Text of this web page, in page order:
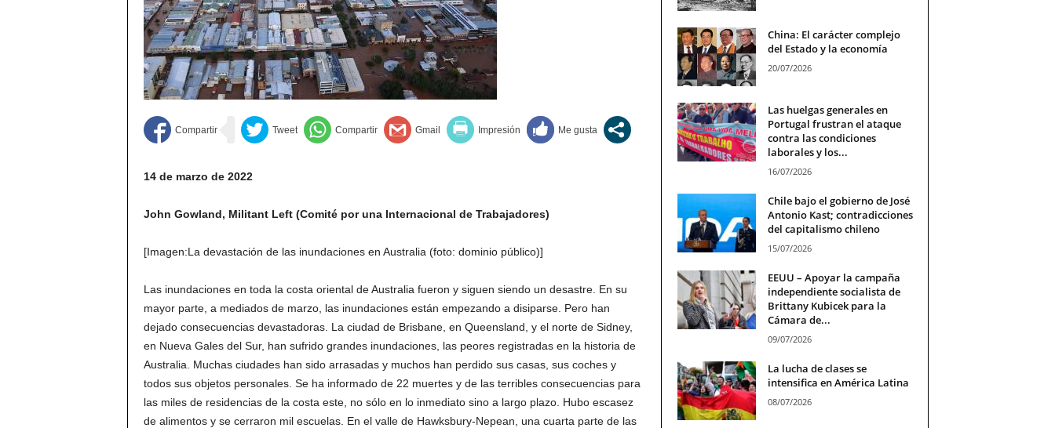
14 de marzo de 2022
John Gowland, Militant Left (Comité por una Internacional de Trabajadores)
[Imagen:La devastación de las inundaciones en Australia (foto: dominio público)]
Las inundaciones en toda la costa oriental de Australia fueron y siguen siendo un desastre. En su
mayor parte, a mediados de marzo, las inundaciones están empezando a disiparse. Pero han
dejado consecuencias devastadoras. La ciudad de Brisbane, en Queensland, y el norte de Sidney,
en Nueva Gales del Sur, han sufrido grandes inundaciones, las peores registradas en la historia de
Australia. Muchas ciudades han sido arrasadas y muchos han perdido sus casas, sus coches y
todos sus objetos personales. Se ha informado de 22 muertes y de las terribles consecuencias para
las miles de residencias de la costa este, no sólo en lo inmediato sino a largo plazo. Hubo escasez
de alimentos y se cerraron mil escuelas. En el valle de Hawksbury-Nepean, una cuarta parte de las
China: El carácter complejo
del Estado y la economía
20/07/2026
Las huelgas generales en
Portugal frustran el ataque
contra las condiciones
laborales y los...
16/07/2026
Chile bajo el gobierno de José
Antonio Kast; contradicciones
del capitalismo chileno
15/07/2026
EEUU – Apoyar la campaña
independiente socialista de
Brittany Kubicek para la
Cámara de...
09/07/2026
La lucha de clases se
intensifica en América Latina
08/07/2026